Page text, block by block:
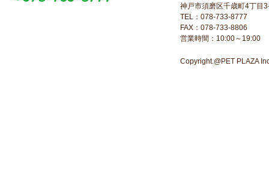
神戸市須磨区千歳町4丁目
TEL：078-733-8777
FAX：078-733-8806
営業時間：10:00～19:00
Copyright.@PET PLAZA